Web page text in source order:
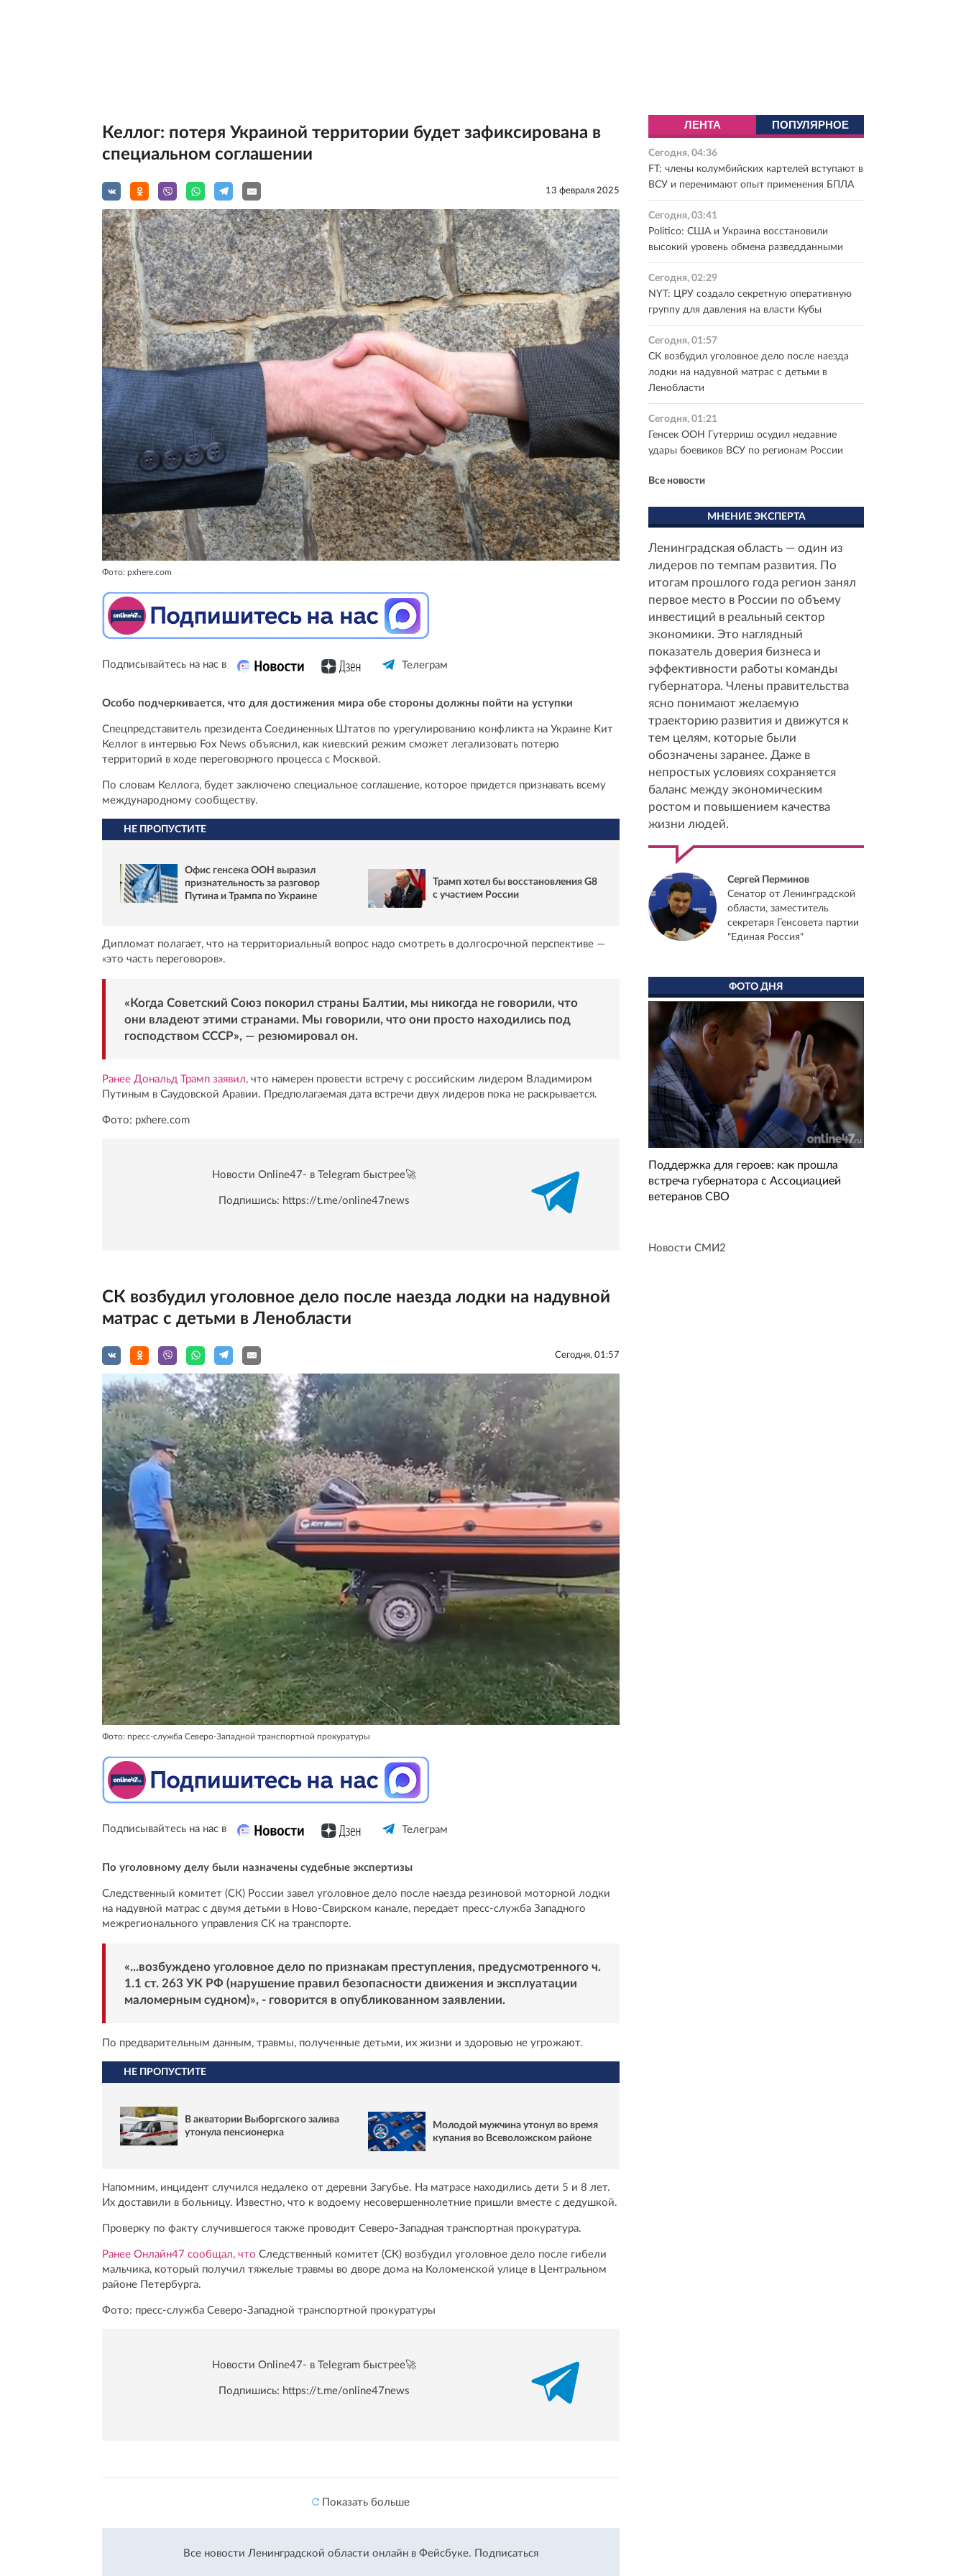
Келлог: потеря Украиной территории будет зафиксирована в
специальном соглашении
13 февраля 2025
Фото: pxhere.com
Подписывайтесь на нас в Телеграм
Особо подчеркивается, что для достижения мира обе стороны должны пойти на уступки
Спецпредставитель президента Соединенных Штатов по урегулированию конфликта на Украине Кит
Келлог в интервью Fox News объяснил, как киевский режим сможет легализовать потерю
территорий в ходе переговорного процесса с Москвой.
По словам Келлога, будет заключено специальное соглашение, которое придется признавать всему
международному сообществу.
НЕ ПРОПУСТИТЕ
Офис генсека ООН выразил
признательность за разговор
Путина и Трампа по Украине
Трамп хотел бы восстановления G8
с участием России
Дипломат полагает, что на территориальный вопрос надо смотреть в долгосрочной перспективе —
«это часть переговоров».
«Когда Советский Союз покорил страны Балтии, мы никогда не говорили, что
они владеют этими странами. Мы говорили, что они просто находились под
господством СССР», — резюмировал он.
Ранее Дональд Трамп заявил, что намерен провести встречу с российским лидером Владимиром
Путиным в Саудовской Аравии. Предполагаемая дата встречи двух лидеров пока не раскрывается.
Фото: pxhere.com
Новости Online47- в Telegram быстрее🚀
Подпишись: https://t.me/online47news
СК возбудил уголовное дело после наезда лодки на надувной
матрас с детьми в Ленобласти
Сегодня, 01:57
Фото: пресс-служба Северо-Западной транспортной прокуратуры
Подписывайтесь на нас в Телеграм
По уголовному делу были назначены судебные экспертизы
Следственный комитет (СК) России завел уголовное дело после наезда резиновой моторной лодки
на надувной матрас с двумя детьми в Ново-Свирском канале, передает пресс-служба Западного
межрегионального управления СК на транспорте.
«...возбуждено уголовное дело по признакам преступления, предусмотренного ч.
1.1 ст. 263 УК РФ (нарушение правил безопасности движения и эксплуатации
маломерным судном)», - говорится в опубликованном заявлении.
По предварительным данным, травмы, полученные детьми, их жизни и здоровью не угрожают.
НЕ ПРОПУСТИТЕ
В акватории Выборгского залива
утонула пенсионерка
Молодой мужчина утонул во время
купания во Всеволожском районе
Напомним, инцидент случился недалеко от деревни Загубье. На матрасе находились дети 5 и 8 лет.
Их доставили в больницу. Известно, что к водоему несовершеннолетние пришли вместе с дедушкой.
Проверку по факту случившегося также проводит Северо-Западная транспортная прокуратура.
Ранее Онлайн47 сообщал, что Следственный комитет (СК) возбудил уголовное дело после гибели
мальчика, который получил тяжелые травмы во дворе дома на Коломенской улице в Центральном
районе Петербурга.
Фото: пресс-служба Северо-Западной транспортной прокуратуры
Новости Online47- в Telegram быстрее🚀
Подпишись: https://t.me/online47news
Показать больше
Все новости Ленинградской области онлайн в Фейсбуке. Подписаться
ЛЕНТА ПОПУЛЯРНОЕ
Сегодня, 04:36
FT: члены колумбийских картелей вступают в
ВСУ и перенимают опыт применения БПЛА
Сегодня, 03:41
Politico: США и Украина восстановили
высокий уровень обмена разведданными
Сегодня, 02:29
NYT: ЦРУ создало секретную оперативную
группу для давления на власти Кубы
Сегодня, 01:57
СК возбудил уголовное дело после наезда
лодки на надувной матрас с детьми в
Ленобласти
Сегодня, 01:21
Генсек ООН Гутерриш осудил недавние
удары боевиков ВСУ по регионам России
Все новости
МНЕНИЕ ЭКСПЕРТА
Ленинградская область — один из
лидеров по темпам развития. По
итогам прошлого года регион занял
первое место в России по объему
инвестиций в реальный сектор
экономики. Это наглядный
показатель доверия бизнеса и
эффективности работы команды
губернатора. Члены правительства
ясно понимают желаемую
траекторию развития и движутся к
тем целям, которые были
обозначены заранее. Даже в
непростых условиях сохраняется
баланс между экономическим
ростом и повышением качества
жизни людей.
Сергей Перминов
Сенатор от Ленинградской
области, заместитель
секретаря Генсовета партии
"Единая Россия"
ФОТО ДНЯ
Поддержка для героев: как прошла
встреча губернатора с Ассоциацией
ветеранов СВО
Новости СМИ2